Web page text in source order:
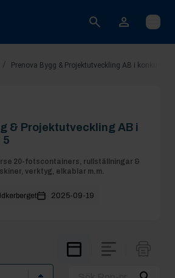
Öppna
/ Prenova Bygg & Projektutveckling AB i konkurs -
& Projektutveckling AB i
5
20-fotscontainers, rullställningar &
verktyg, elkablar m.m.
2025-09-19